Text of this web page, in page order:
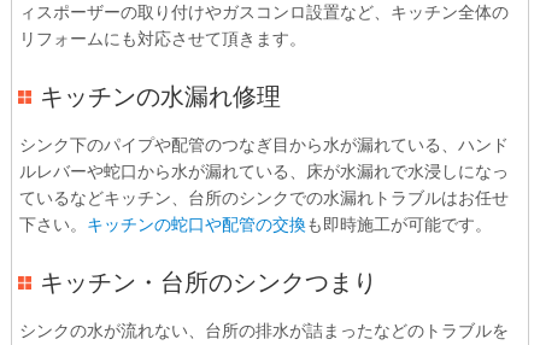
ィスポーザーの取り付けやガスコンロ設置など、キッチン全体の
リフォームにも対応させて頂きます。
キッチンの水漏れ修理
シンク下のパイプや配管のつなぎ目から水が漏れている、ハンド
ルレバーや蛇口から水が漏れている、床が水漏れで水浸しになっ
ているなどキッチン、台所のシンクでの水漏れトラブルはお任せ
下さい。 キッチンの蛇口や配管の交換も即時施工が可能です。
キッチン・台所のシンクつまり
シンクの水が流れない、台所の排水が詰まったなどのトラブルを